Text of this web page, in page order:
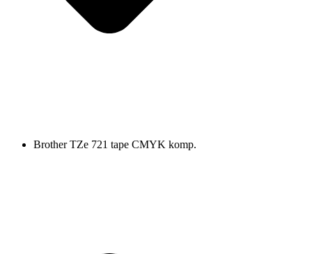
Brother TZe 721 tape CMYK komp.